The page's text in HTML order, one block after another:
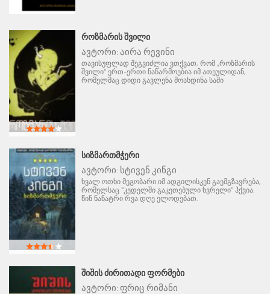
ᲠᲝᲖᲛᲐᲠᲘᲡ ᲨᲕᲘᲚᲘ
ავტორი: აირა რევინი
თავისუფლად შეგვიძლია ვთქვათ, რომ „როზმარის
შვილი" ერთ-ერთი ნაწარმოებია იმ ათეულიდან,
რომელმაც დიდი გავლენა მოახდინა საში
ᲡᲘᲖᲛᲐᲠᲗᲛᲭᲔᲠᲘ
ავტორი: სტივენ კინგი
ხვალ ოთხი მეგობარი იმ ადგილისკენ გაემგზავრება,
რომელსაც "კედელში გაკეთებული ხვრელი" ჰქვია.
წინ ნანატრი რვა დღე ელოდებათ.
ᲨᲘᲨᲘᲡ ᲫᲘᲠᲘᲗᲐᲓᲘ ᲤᲝᲠᲛᲔᲑᲘ
ავტორი: ფრიც რიმანი